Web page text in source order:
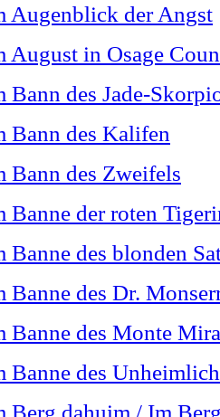
Augenblick der Angst
August in Osage
Bann des Jade-
Bann des Kalifen
Bann des Zweifels
Banne der roten
Banne des blonden
Banne des Dr.
Banne des Monte
Banne des
Berg dahuim / Im